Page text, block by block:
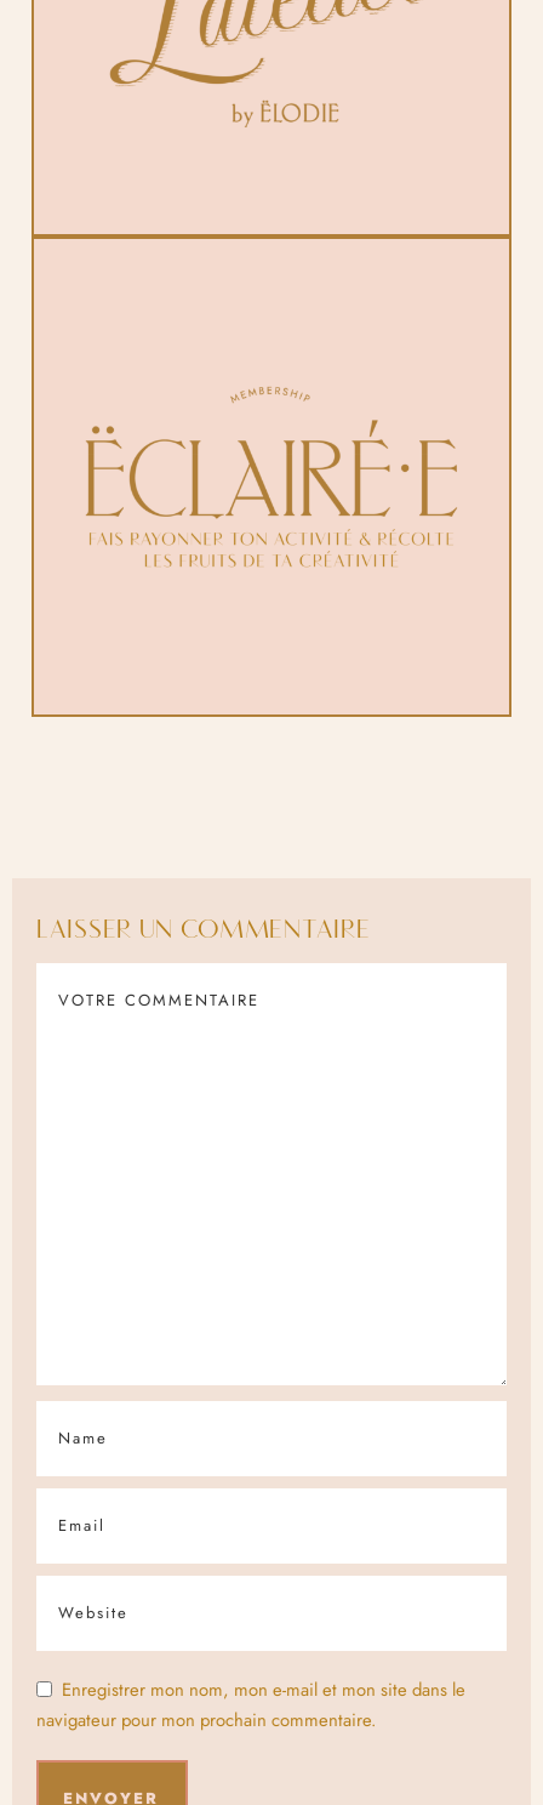
LAISSER UN COMMENTAIRE
Enregistrer mon nom, mon e-mail et mon site dans le
navigateur pour mon prochain commentaire.